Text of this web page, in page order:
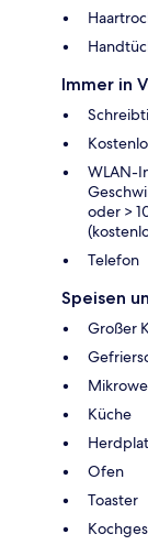
Immer in
WLAN-
oder >
Telefon
Speisen
Großer
Küche
Ofen
Toaster